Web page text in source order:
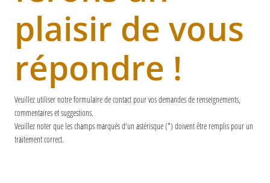
plaisir de vous
répondre !
Veuillez utiliser notre formulaire de contact pour vos demandes de renseignements,
commentaires et suggestions.
Veuillez noter que les champs marqués d'un astérisque (*) doivent être remplis pour un
traitement correct.